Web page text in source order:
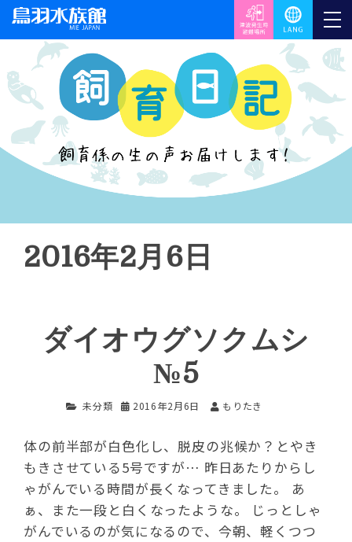
2016年2月6日
ダイオウグソクムシ
№5
未分類 2016年2月6日 もりたき
体の前半部が白色化し、脱皮の兆候か？とやき
もきさせている5号ですが… 昨日あたりからし
ゃがんでいる時間が長くなってきました。 あ
ぁ、また一段と白くなったような。 じっとしゃ
がんでいるのが気になるので、今朝、軽くつつ